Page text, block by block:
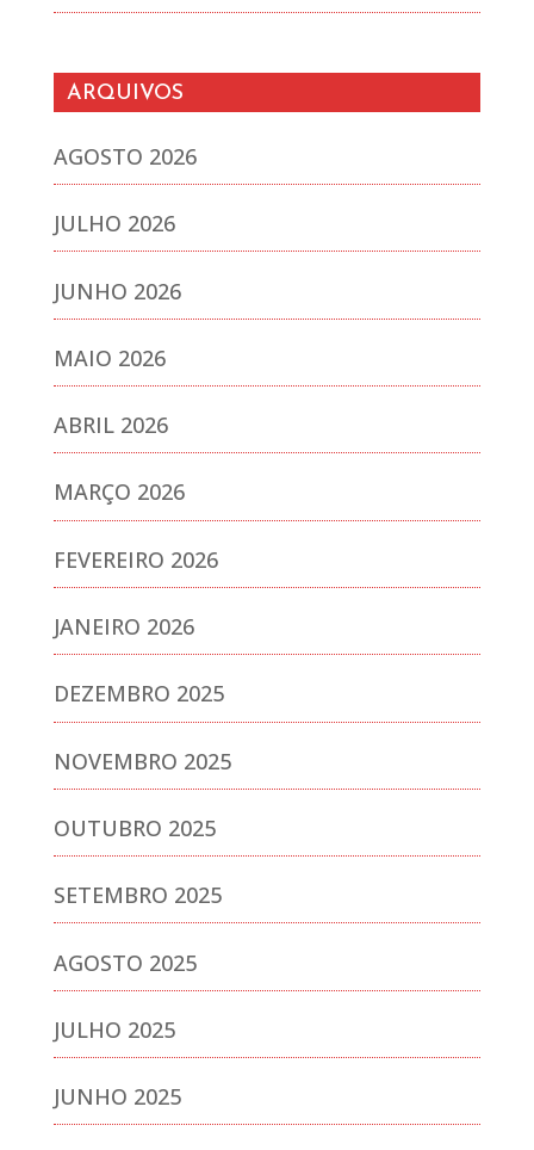
ARQUIVOS
AGOSTO 2026
JULHO 2026
JUNHO 2026
MAIO 2026
ABRIL 2026
MARÇO 2026
FEVEREIRO 2026
JANEIRO 2026
DEZEMBRO 2025
NOVEMBRO 2025
OUTUBRO 2025
SETEMBRO 2025
AGOSTO 2025
JULHO 2025
JUNHO 2025